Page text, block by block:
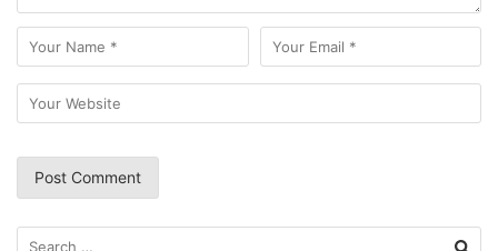
Search